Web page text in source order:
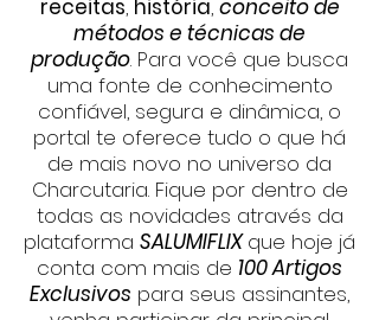
receitas, história, conceito de
métodos e técnicas de
produção. Para você que busca
uma fonte de conhecimento
confiável, segura e dinâmica, o
portal te oferece tudo o que há
de mais novo no universo da
Charcutaria. Fique por dentro de
todas as novidades através da
plataforma SALUMIFLIXque hoje já
conta com mais de 100 Artigos
Exclusivos para seus assinantes,